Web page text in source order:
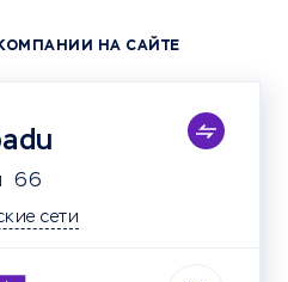
НА САЙТЕ
66
сети